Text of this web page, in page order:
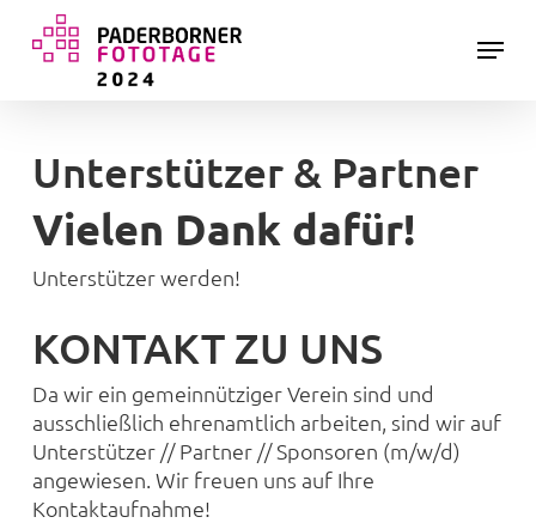
main
Menu
Unterstützer & Partner
Vielen Dank dafür!
Unterstützer werden!
KONTAKT ZU UNS
Da wir ein gemeinnütziger Verein sind und
ausschließlich ehrenamtlich arbeiten, sind wir auf
Unterstützer // Partner // Sponsoren (m/w/d)
angewiesen. Wir freuen uns auf Ihre
Kontaktaufnahme!